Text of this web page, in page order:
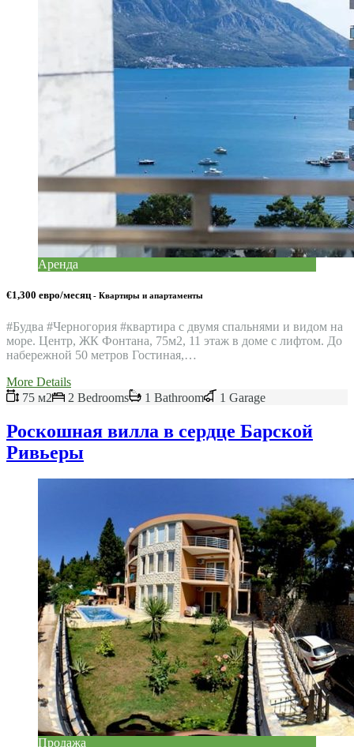
Аренда
€1,300 евро/месяц- Квартиры и апартаменты
#Будва #Черногория #квартира c двумя спальнями и видом на
море. Центр, ЖК Фонтана, 75м2, 11 этаж в доме с лифтом. До
набережной 50 метров Гостиная,…
More Details
75 м2
2 Bedrooms 1 Bathroom 1 Garage
Роскошная вилла в сердце Барской
Ривьеры
Продажа